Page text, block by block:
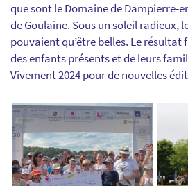
que sont le Domaine de Dampierre-
de Goulaine. Sous un soleil radieux,
pouvaient qu’être belles. Le résultat
des enfants présents et de leurs
Vivement 2024 pour de nouvelles